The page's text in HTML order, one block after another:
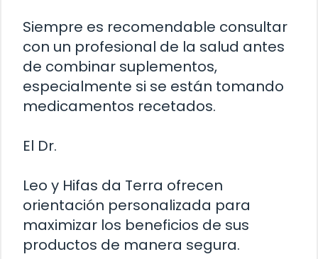
Siempre es recomendable consultar
con un profesional de la salud antes
de combinar suplementos,
especialmente si se están tomando
medicamentos recetados.
El Dr.
Leo y Hifas da Terra ofrecen
orientación personalizada para
maximizar los beneficios de sus
productos de manera segura.